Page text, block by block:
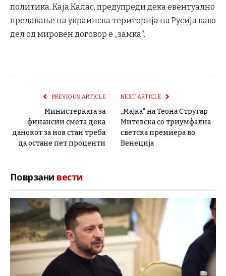
политика, Каја Калас, предупреди дека евентуално
предавање на украинска територија на Русија како
дел од мировен договор е „замка“.
PREVIOUS ARTICLE
Министерката за
финансии смета дека
данокот за нов стан треба
да остане пет проценти
NEXT ARTICLE
„Мајка“ на Теона Стругар
Митевска со триумфална
светска премиера во
Венеција
Поврзани вести